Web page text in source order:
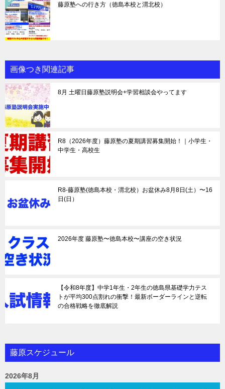
藤原塾への行き方（徳島本校と渭北校）
画像つき関連記事
8月 土曜日藤原塾説明会+学習相談会やってます
R8（2026年度）藤原塾の夏期講習募集開始！｜小学生・
中学生・高校生
R8-藤原塾(徳島本校・渭北校）お盆休み8月8日(土）〜16
日(日）
2026年度 藤原塾〜徳島本校〜講座の空き状況
【令和8年度】中学1年生・2年生の徳島県基礎学力テス
トが平均300点割れの衝撃！最新ボーダーラインと逆転
の合格戦略を徹底解説
藤原スケジュール
2026年8月